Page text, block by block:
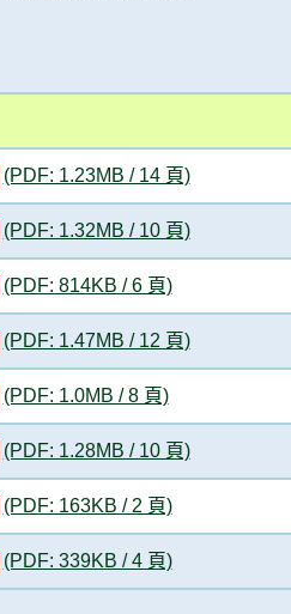
(PDF: 1.23MB / 14 頁)
(PDF: 1.32MB / 10 頁)
(PDF: 814KB / 6 頁)
(PDF: 1.47MB / 12 頁)
(PDF: 1.0MB / 8 頁)
(PDF: 1.28MB / 10 頁)
(PDF: 163KB / 2 頁)
(PDF: 339KB / 4 頁)